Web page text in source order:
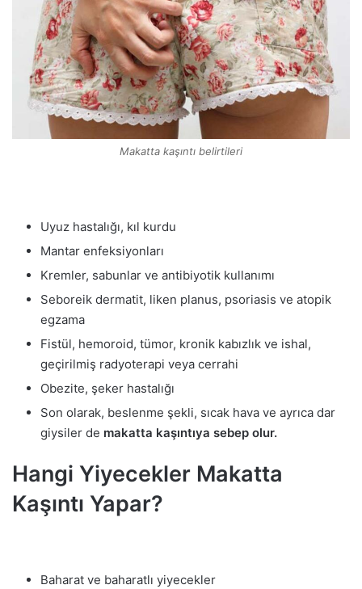
Makatta kaşıntı belirtileri
Uyuz hastalığı, kıl kurdu
Mantar enfeksiyonları
Kremler, sabunlar ve antibiyotik kullanımı
Seboreik dermatit, liken planus, psoriasis ve atopik
egzama
Fistül, hemoroid, tümor, kronik kabızlık ve ishal,
geçirilmiş radyoterapi veya cerrahi
Obezite, şeker hastalığı
Son olarak, beslenme şekli, sıcak hava ve ayrıca dar
giysiler de makatta kaşıntıya sebep olur.
Hangi Yiyecekler Makatta
Kaşıntı Yapar?
Baharat ve baharatlı yiyecekler